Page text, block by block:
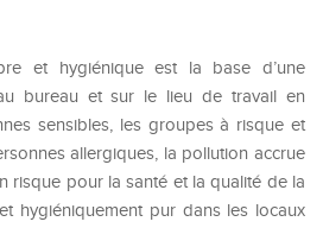
et hygiénique est la base d’une
bureau et sur le lieu de travail en
sensibles, les groupes à risque et
allergiques, la pollution accrue
risque pour la santé et la qualité de la
hygiéniquement pur dans les locaux